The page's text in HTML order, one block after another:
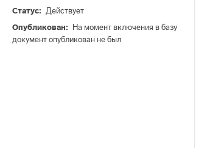
Статус
Действует
Опубликован
На момент включения в базу
документ опубликован не был